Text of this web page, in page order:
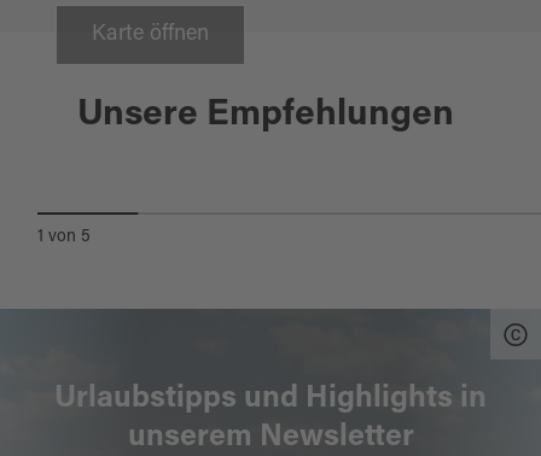
Karte öffnen
Unsere Empfehlungen
Waidhaus
AUTOBAHNKIRCHE UND
1 von 5
Urlaubstipps und Highlights in
unserem Newsletter